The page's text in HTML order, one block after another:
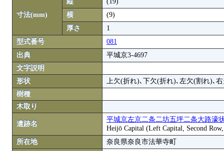
寸法(mm)
横
(9)
厚さ
1
型式番号
081
出典
平城京3-4697
文字説明
形状
上欠(折れ)､下欠(折れ)､左欠(割れ)､
樹種
木取り
遺跡名
平城京左京二条二坊五坪二条大路濠
Heijō Capital (Left Capital, Second
所在地
奈良県奈良市法華寺町